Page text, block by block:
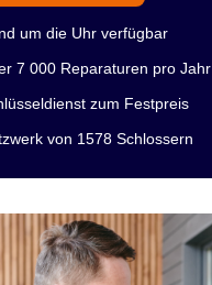
um die Uhr verfügbar
7 000 Reparaturen pro Jahr
zum Festpreis
von 1578 Schlossern